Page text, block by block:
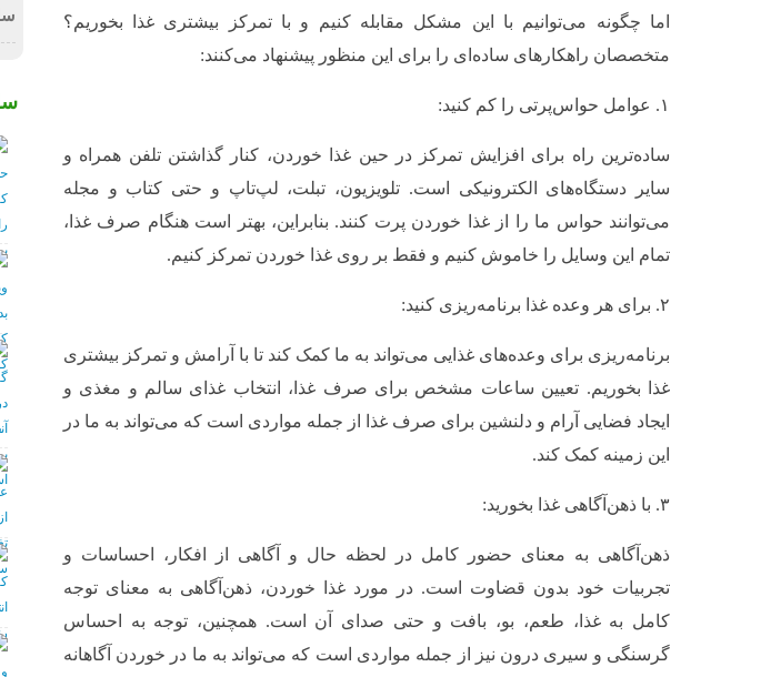
اما چگونه می‌توانیم با این مشکل مقابله کنیم و با تمرکز بیشتری غذا بخوریم؟
متخصصان راهکارهای ساده‌ای را برای این منظور پیشنهاد می‌کنند:
۱. عوامل حواس‌پرتی را کم کنید:
ساده‌ترین راه برای افزایش تمرکز در حین غذا خوردن، کنار گذاشتن تلفن همراه و
سایر دستگاه‌های الکترونیکی است. تلویزیون، تبلت، لپ‌تاپ و حتی کتاب و مجله
می‌توانند حواس ما را از غذا خوردن پرت کنند. بنابراین، بهتر است هنگام صرف غذا،
تمام این وسایل را خاموش کنیم و فقط بر روی غذا خوردن تمرکز کنیم.
۲. برای هر وعده غذا برنامه‌ریزی کنید:
برنامه‌ریزی برای وعده‌های غذایی می‌تواند به ما کمک کند تا با آرامش و تمرکز بیشتری
غذا بخوریم. تعیین ساعات مشخص برای صرف غذا، انتخاب غذای سالم و مغذی و
ایجاد فضایی آرام و دلنشین برای صرف غذا از جمله مواردی است که می‌تواند به ما در
این زمینه کمک کند.
۳. با ذهن‌آگاهی غذا بخورید:
ذهن‌آگاهی به معنای حضور کامل در لحظه حال و آگاهی از افکار، احساسات و
تجربیات خود بدون قضاوت است. در مورد غذا خوردن، ذهن‌آگاهی به معنای توجه
کامل به غذا، طعم، بو، بافت و حتی صدای آن است. همچنین، توجه به احساس
گرسنگی و سیری درون نیز از جمله مواردی است که می‌تواند به ما در خوردن آگاهانه